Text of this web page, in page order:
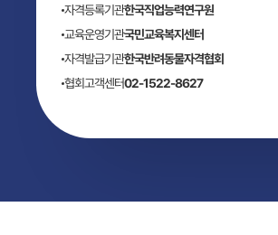
자격등록기관한국직업능력연구원
교육운영기관국민교육복지센터
자격발급기관한국반려동물자격협회
협회고객센터02-1522-8627